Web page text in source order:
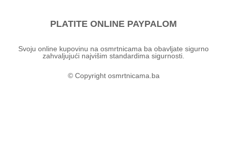
PLATITE ONLINE PAYPALOM
Svoju online kupovinu na osmrtnicama ba obavljate sigurno
zahvaljujući najvišim standardima sigurnosti.
© Copyright osmrtnicama.ba